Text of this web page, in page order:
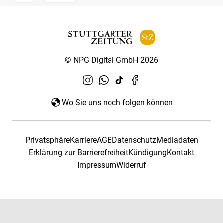
© NPG Digital GmbH 2026
Wo Sie uns noch folgen können
PrivatsphäreKarriereAGBDatenschutzMediadaten
Erklärung zur BarrierefreiheitKündigungKontakt
ImpressumWiderruf